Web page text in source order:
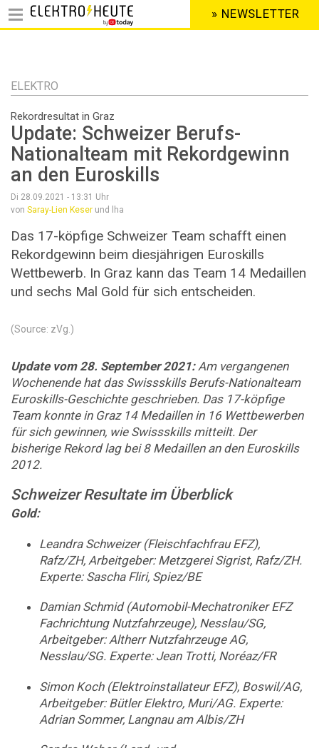
Inhalt
HEADER
MENU
» NEWSLETTER
ELEKTRO
Rekordresultat in Graz
Update: Schweizer Berufs-
Nationalteam mit Rekordgewinn
an den Euroskills
Di 28.09.2021 - 13:31 Uhr
von Saray-Lien Keser und lha
Das 17-köpfige Schweizer Team schafft einen
Rekordgewinn beim diesjährigen Euroskills
Wettbewerb. In Graz kann das Team 14 Medaillen
und sechs Mal Gold für sich entscheiden.
(Source: zVg.)
Update vom 28. September 2021:Am vergangenen
Wochenende hat das Swissskills Berufs-Nationalteam
Euroskills-Geschichte geschrieben. Das 17-köpfige
Team konnte in Graz 14 Medaillen in 16 Wettbewerben
für sich gewinnen, wie Swissskills mitteilt. Der
bisherige Rekord lag bei 8 Medaillen an den Euroskills
2012.
Schweizer Resultate im Überblick
Gold:
Leandra Schweizer (Fleischfachfrau EFZ),
Rafz/ZH, Arbeitgeber: Metzgerei Sigrist, Rafz/ZH.
Experte: Sascha Fliri, Spiez/BE
Damian Schmid (Automobil-Mechatroniker EFZ
Fachrichtung Nutzfahrzeuge), Nesslau/SG,
Arbeitgeber: Altherr Nutzfahrzeuge AG,
Nesslau/SG. Experte: Jean Trotti, Noréaz/FR
Simon Koch (Elektroinstallateur EFZ), Boswil/AG,
Arbeitgeber: Bütler Elektro, Muri/AG. Experte:
Adrian Sommer, Langnau am Albis/ZH